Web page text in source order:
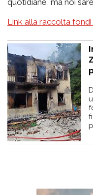
quotidiane, ma noi
Link alla raccolta fondi